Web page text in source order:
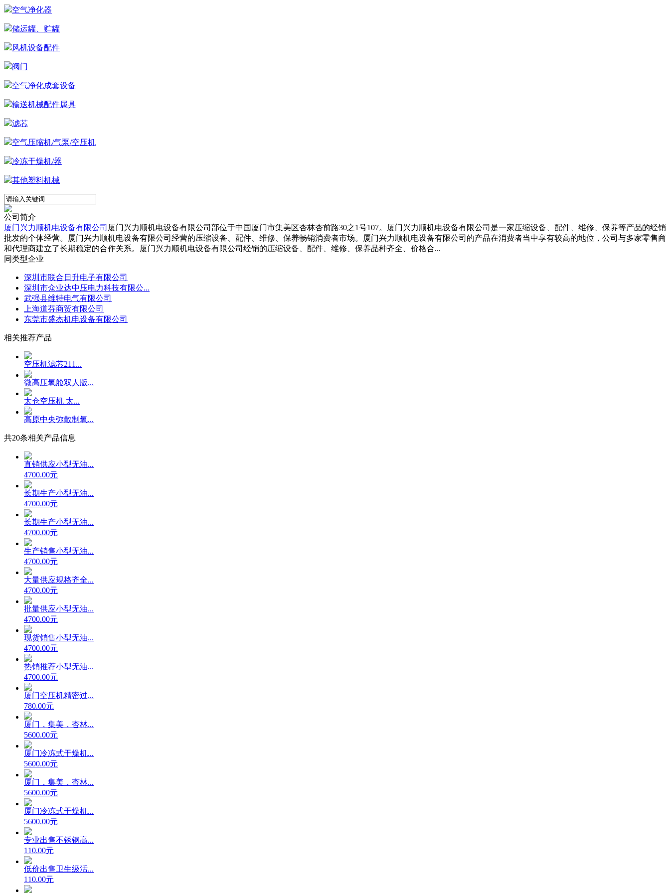
空气净化器
储运罐、贮罐
风机设备配件
阀门
空气净化成套设备
输送机械配件属具
滤芯
空气压缩机/气泵/空压机
冷冻干燥机/器
其他塑料机械
公司简介
厦门兴力顺机电设备有限公司 厦门兴力顺机电设备有限公司部位于中国厦门市集美区杏林杏前路30之1号107。厦门兴力顺机电设备有限公司是一家压缩设备、配件、维修、保养等产品的经销
批发的个体经营。厦门兴力顺机电设备有限公司经营的压缩设备、配件、维修、保养畅销消费者市场。厦门兴力顺机电设备有限公司的产品在消费者当中享有较高的地位，公司与多家零售商
和代理商建立了长期稳定的合作关系。厦门兴力顺机电设备有限公司经销的压缩设备、配件、维修、保养品种齐全、价格合...
同类型企业
深圳市联合日升电子有限公司
深圳市众业达中压电力科技有限公...
武强县维特电气有限公司
上海道芬商贸有限公司
东莞市盛杰机电设备有限公司
相关推荐产品
空压机滤芯211...
微高压氧舱双人版...
太仓空压机 太...
高原中央弥散制氧...
共20条相关产品信息
直销供应小型无油...
4700.00元
长期生产小型无油...
4700.00元
长期生产小型无油...
4700.00元
生产销售小型无油...
4700.00元
大量供应规格齐全...
4700.00元
批量供应小型无油...
4700.00元
现货销售小型无油...
4700.00元
热销推荐小型无油...
4700.00元
厦门空压机精密过...
780.00元
厦门，集美，杏林...
5600.00元
厦门冷冻式干燥机...
5600.00元
厦门，集美，杏林...
5600.00元
厦门冷冻式干燥机...
5600.00元
专业出售不锈钢高...
110.00元
低价出售卫生级活...
110.00元